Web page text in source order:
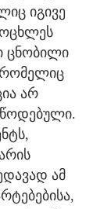
იგივე
ცნობილი
არ
ამ